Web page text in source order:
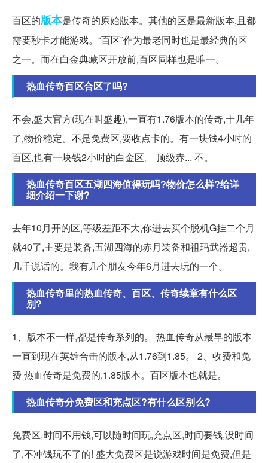
百区的版本是传奇的原始版本。其他的区是最新版本,且都
需要秒卡才能游戏。“百区”作为最老同时也是最经典的区
之一。而在白金典藏区开放前,百区同样也是唯一。
热血传奇百区合区了吗?
不会,盛大官方(现在叫盛趣),一直有1.76版本的传奇,十几年
了,物价稳定。不是免费区,要收点卡的。有一块钱4小时的
百区,也有一块钱2小时的白金区。 顶级赤... 不。
热血传奇百区五湖四海值得玩吗?物价怎么样?给详
细介绍一下谢?
去年10月开的区,等级差距不大,你进去买个脱机G挂二个月
就40了,主要是装备,五湖四海的赤月装备和祖玛武器超贵,
几千说话的。我有几个朋友今年6月进去玩的一个。
热血传奇里的热血传奇、百区、传奇续章有什么区
别?
1、版本不一样,都是传奇系列的。 热血传奇从最早的版本
一直到现在英雄合击的版本,从1.76到1.85。 2、收费和免
费 热血传奇是免费的,1.85版本。百区版本也就是。
热血传奇分免费区和充点区?有什么区别么?
免费区,时间不用钱,可以随时间玩,充点区,时间要钱,没时间
了,不冲钱玩不了的! 盛大免费区是说游戏时间是免费,但是